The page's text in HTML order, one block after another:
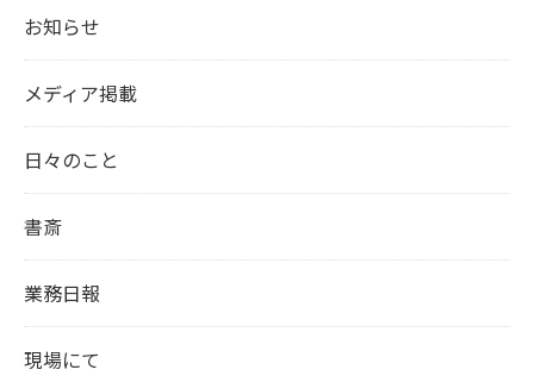
お知らせ
メディア掲載
日々のこと
書斎
業務日報
現場にて